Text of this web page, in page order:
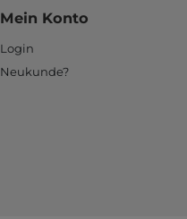
Mein Konto
Login
Neukunde?